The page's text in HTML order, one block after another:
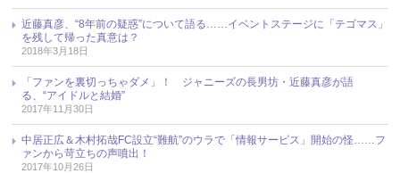
近藤真彦、“8年前の疑惑”について語る……イベントステージに「テゴマス」
を残して帰った真意は？
2018年3月18日
「ファンを裏切っちゃダメ」！ ジャニーズの長男坊・近藤真彦が語
る、“アイドルと結婚”
2017年11月30日
中居正広＆木村拓哉FC設立“難航”のウラで「情報サービス」開始の怪……フ
ァンから苛立ちの声噴出！
2017年10月26日